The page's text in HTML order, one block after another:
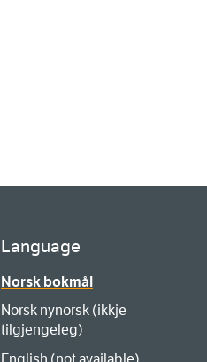
Language
Norsk bokmål
Norsk nynorsk (ikkje
tilgjengeleg)